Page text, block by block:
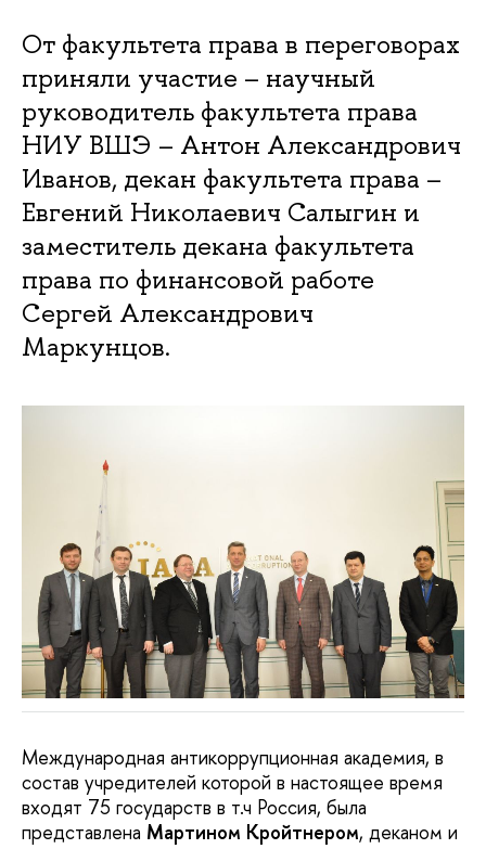
От факультета права в переговорах
приняли участие – научный
руководитель факультета права
НИУ ВШЭ – Антон Александрович
Иванов, декан факультета права –
Евгений Николаевич Салыгин и
заместитель декана факультета
права по финансовой работе
Сергей Александрович
Маркунцов.
Международная антикоррупционная академия, в
состав учредителей которой в настоящее время
входят 75 государств в т.ч Россия, была
представлена Мартином Кройтнером, деканом и